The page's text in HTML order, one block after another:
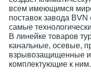
всем имеющимся
поставок завода
самые
В линейке товаров
канальные, осевые,
взрывозащищенные и
комплектующие к ним.